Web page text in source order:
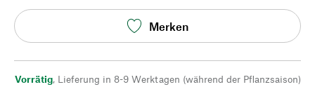
Merken
Vorrätig, Lieferung in 8-9 Werktagen (während der Pflanzsaison)